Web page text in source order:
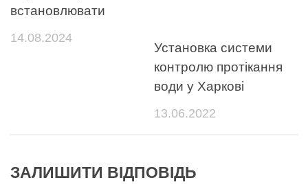
встановлювати
14.08.2024
Установка системи
контролю протікання
води у Харкові
13.06.2022
ЗАЛИШИТИ ВІДПОВІДЬ